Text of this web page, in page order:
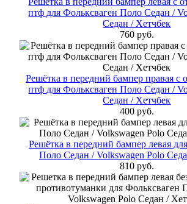
птф для Фольксваген Поло Cедан /
Седан / Хетчбек
760 руб.
Решётка в передний бампер правая с
птф для Фольксваген Поло Cедан /
Седан / Хетчбек
400 руб.
Решётка в передний бампер левая
Поло Cедан / Volkswagen Polo
810 руб.